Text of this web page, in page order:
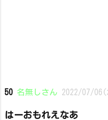
50 名無しさん 2022/07/
はーおもれえなあ